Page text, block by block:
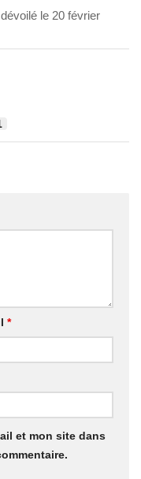
le 20 février
*
et mon site dans